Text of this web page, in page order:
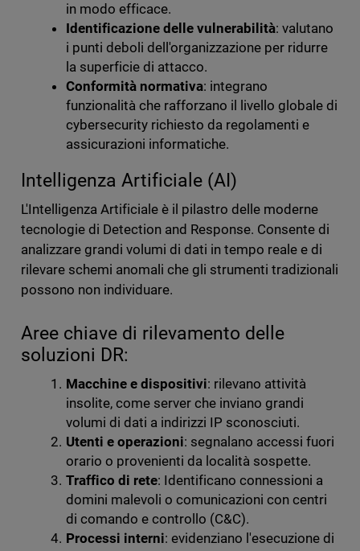
in modo efficace.
Identificazione delle vulnerabilità: valutano
i punti deboli dell'organizzazione per ridurre
la superficie di attacco.
Conformità normativa: integrano
funzionalità che rafforzano il livello globale di
cybersecurity richiesto da regolamenti e
assicurazioni informatiche.
Intelligenza Artificiale (AI)
L'Intelligenza Artificiale è il pilastro delle moderne
tecnologie di Detection and Response. Consente di
analizzare grandi volumi di dati in tempo reale e di
rilevare schemi anomali che gli strumenti tradizionali
possono non individuare.
Aree chiave di rilevamento delle
soluzioni DR:
Macchine e dispositivi: rilevano attività
insolite, come server che inviano grandi
volumi di dati a indirizzi IP sconosciuti.
Utenti e operazioni: segnalano accessi fuori
orario o provenienti da località sospette.
Traffico di rete: Identificano connessioni a
domini malevoli o comunicazioni con centri
di comando e controllo (C&C).
Processi interni: evidenziano l'esecuzione di